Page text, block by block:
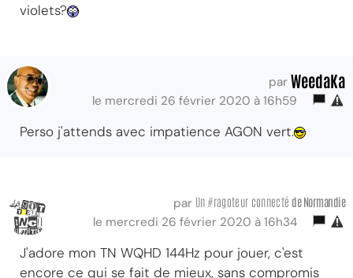
violets?
par WeedaKa
le mercredi 26 février 2020 à 16h59
Perso j'attends avec impatience AGON vert.
par Un #ragoteur connecté de Normandie
le mercredi 26 février 2020 à 16h34
J'adore mon TN WQHD 144Hz pour jouer, c'est
encore ce qui se fait de mieux, sans compromis